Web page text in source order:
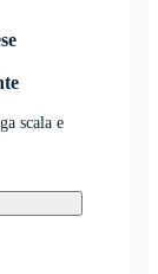
scala e